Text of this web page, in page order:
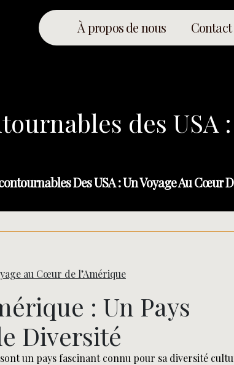
À propos de nous Contact
des USA
Des USA : Un Voyage Au Cœur
au Cœur de l’Amérique
: Un Pays
Diversité
un pays fascinant connu pour sa diversité